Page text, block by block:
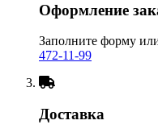
Оформление
Заполните форму
472-11-99
Доставка